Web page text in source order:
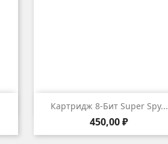
Картридж 8-Бит Super Spy...
Цена
450,00 ₽
 Быстрый просмотр